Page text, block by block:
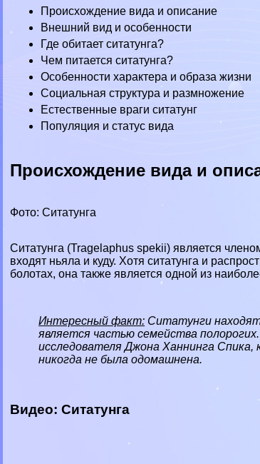
Происхождение вида и описание
Внешний вид и особенности
Где обитает ситатунга?
Чем питается ситатунга?
Особенности хаpaктера и образа жизни
Социальная структура и размножение
Естественные враги ситатунг
Популяция и статус вида
Происхождение вида и
Фото: Ситатунга
Ситатунга (Tragelaphus spekii) является
входят ньяла и куду. Хотя ситатунга и
болотах, она также является одной из
Интересный факт: Ситатунги
является частью семействаполорогих
исследователя Джона Ханнинга Спика,
никогда не была одомашнена.
Видео: Ситатунга